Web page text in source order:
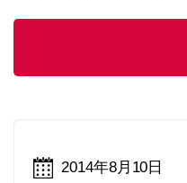
2014年8月10日